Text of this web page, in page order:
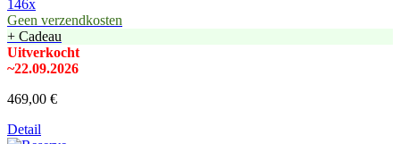
146x
Geen verzendkosten
+ Cadeau
Uitverkocht
~22.09.2026
469,00 €
Detail